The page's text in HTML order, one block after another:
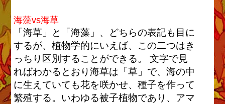
海藻vs海草
「海草」と「海藻」、どちらの表記も目に
するが、植物学的にいえば、この二つはき
っちり区別することができる。 文字で見
ればわかるとおり海草は「草」で、海の中
に生えていても花を咲かせ、種子を作って
繁殖する。いわゆる被子植物であり、アマ